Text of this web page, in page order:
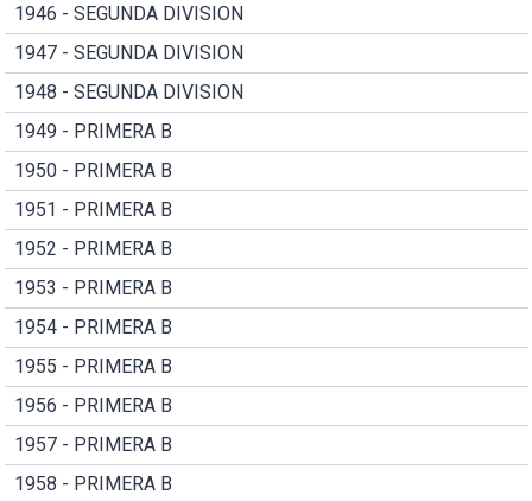
1946 - SEGUNDA DIVISION
1947 - SEGUNDA DIVISION
1948 - SEGUNDA DIVISION
1949 - PRIMERA B
1950 - PRIMERA B
1951 - PRIMERA B
1952 - PRIMERA B
1953 - PRIMERA B
1954 - PRIMERA B
1955 - PRIMERA B
1956 - PRIMERA B
1957 - PRIMERA B
1958 - PRIMERA B